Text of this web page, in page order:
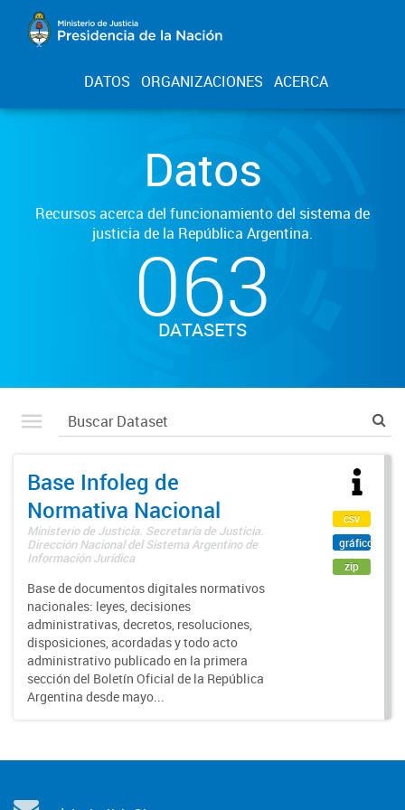
DATOS ORGANIZACIONES ACERCA
Datos
Recursos acerca del funcionamiento del sistema de
justicia de la República Argentina.
063
DATASETS
Base Infoleg de
Normativa Nacional
Ministerio de Justicia. Secretaría de Justicia.
Dirección Nacional del Sistema Argentino de
Información Jurídica
Base de documentos digitales normativos
nacionales: leyes, decisiones
administrativas, decretos, resoluciones,
disposiciones, acordadas y todo acto
administrativo publicado en la primera
sección del Boletín Oficial de la República
Argentina desde mayo...
csv
gráfico
zip